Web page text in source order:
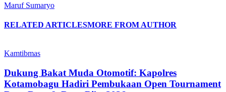
Maruf Sumaryo
RELATED ARTICLESMORE FROM AUTHOR
Kamtibmas
Dukung Bakat Muda Otomotif: Kapolres
Kotamobagu Hadiri Pembukaan Open Tournament